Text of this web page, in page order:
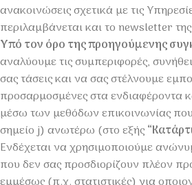
ανακοινώσεις σχετικά με τις
περιλαμβάνεται και το newsletter της
Υπό τον όρο της προηγούμενης
αναλύουμε τις συμπεριφορές,
σας τάσεις και να σας στέλνουμε
προσαρμοσμένες στα ενδιαφέροντα
μέσω των μεθόδων επικοινωνίας
σημείο j) ανωτέρω (στο εξής
Ενδέχεται να χρησιμοποιούμε
που δεν σας προσδιορίζουν πλέον